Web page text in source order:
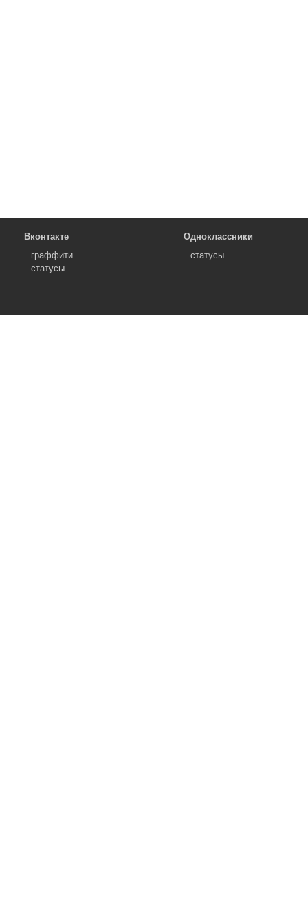
Вконтакте
граффити
статусы
Одноклассники
статусы